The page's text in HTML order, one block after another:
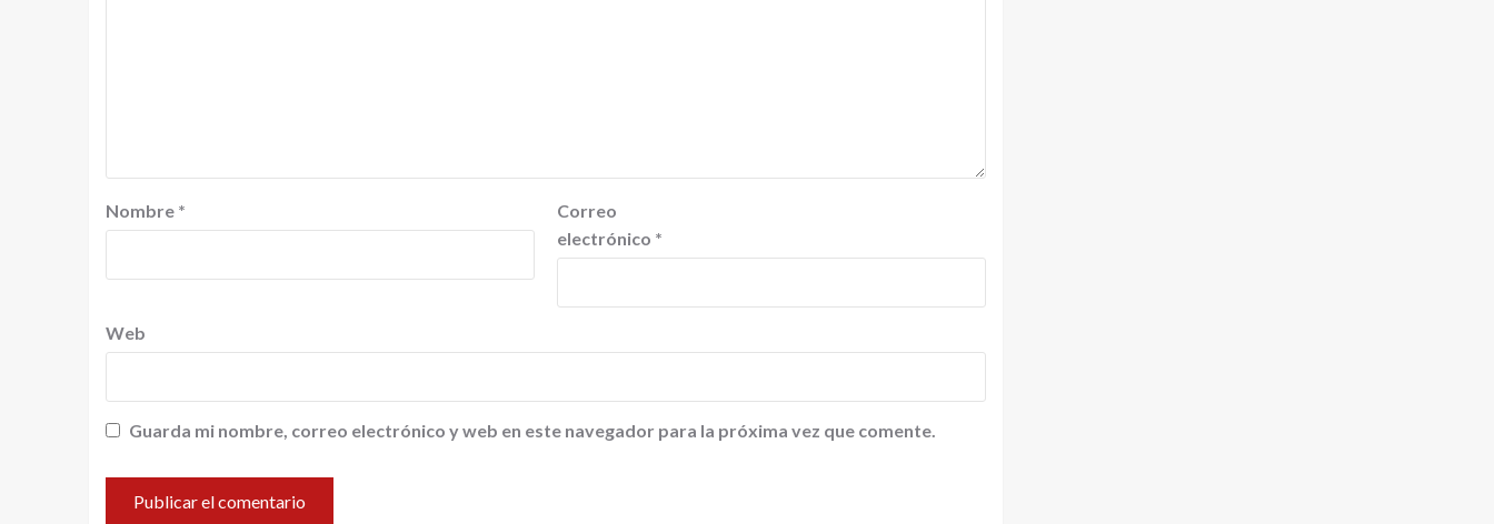
Nombre *
Correo
electrónico *
Web
Guarda mi nombre, correo electrónico y web en este navegador para la próxima vez que comente.